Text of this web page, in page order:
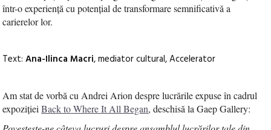
într-o experiență cu potențial de transformare semnificativă a
carierelor lor.
Text:Ana-Ilinca Macri, mediator cultural, Accelerator
Am statde vorbă cu Andrei Arion despre lucrările expuse în cadrul
expozițieiBack to Where It All Began, deschisă la Gaep Gallery: